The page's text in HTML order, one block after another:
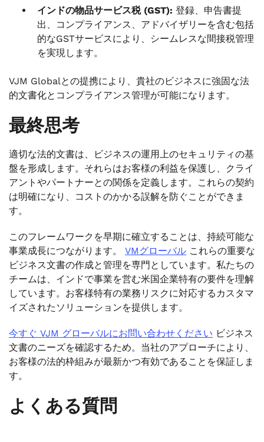
インドの物品サービス税 (GST): 登録、申告書提
出、コンプライアンス、アドバイザリーを含む包括
的なGSTサービスにより、シームレスな間接税管理
を実現します。
VJM Globalとの提携により、貴社のビジネスに強固な法
的文書化とコンプライアンス管理が可能になります。
最終思考
適切な法的文書は、ビジネスの運用上のセキュリティの基
盤を形成します。それらはお客様の利益を保護し、クライ
アントやパートナーとの関係を定義します。これらの契約
は明確になり、コストのかかる誤解を防ぐことができま
す。
このフレームワークを早期に確立することは、持続可能な
事業成長につながります。 VMグローバル これらの重要な
ビジネス文書の作成と管理を専門としています。私たちの
チームは、インドで事業を営む米国企業特有の要件を理解
しています。お客様特有の業務リスクに対応するカスタマ
イズされたソリューションを提供します。
今すぐ VJM グローバルにお問い合わせください ビジネス
文書のニーズを確認するため。当社のアプローチにより、
お客様の法的枠組みが最新かつ有効であることを保証しま
す。
よくある質問